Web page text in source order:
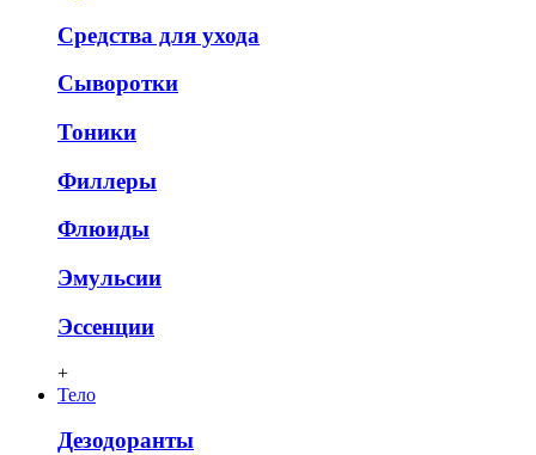
Средства для ухода
Сыворотки
Тоники
Филлеры
Флюиды
Эмульсии
Эссенции
+
Тело
Дезодоранты